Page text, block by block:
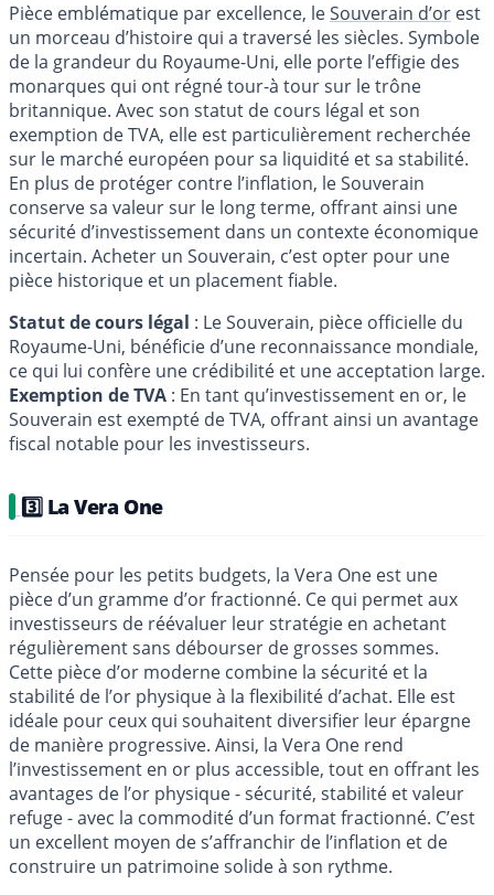
Pièce emblématique par excellence, leSouverain d’or est
un morceau d’histoire qui a traversé les siècles. Symbole
de la grandeur du Royaume-Uni, elle porte l’effigie des
monarques qui ont régné tour-à­ tour sur le trône
britannique. Avec son statut de cours légal et son
exemption de TVA, elle est particulièrement recherchée
sur le marché européen pour sa liquidité et sa stabilité.
En plus de protéger contre l’inflation, le Souverain
conserve sa valeur sur le long terme, offrant ainsi une
sécurité d’investissement dans un contexte économique
incertain. Acheter un Souverain, c’est opter pour une
pièce historique et un placement fiable.
Statut de cours légal : Le Souverain, pièce officielle du
Royaume-Uni, bénéficie d’une reconnaissance mondiale,
ce qui lui confère une crédibilité et une acceptation large.
Exemption de TVA : En tant qu’investissement en or, le
Souverain est exempté de TVA, offrant ainsi un avantage
fiscal notable pour les investisseurs.
3️⃣ La Vera One
Pensée pour les petits budgets, la Vera One est une
pièce d’un gramme d’or fractionné. Ce qui permet aux
investisseurs de réévaluer leur stratégie en achetant
régulièrement sans débourser de grosses sommes.
Cette pièce d’or moderne combine la sécurité et la
stabilité de l’or physique à la flexibilité d’achat. Elle est
idéale pour ceux qui souhaitent diversifier leur épargne
de manière progressive. Ainsi, la Vera One rend
l’investissement en or plus accessible, tout en offrant les
avantages de l’or physique - sécurité, stabilité et valeur
refuge - avec la commodité d’un format fractionné. C’est
un excellent moyen de s’affranchir de l’inflation et de
construire un patrimoine solide à son rythme.